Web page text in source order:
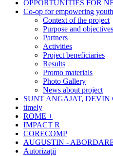
OPPORTUNITIES FOR
Co-op for empowering
Context of the project
Purpose and objectives
Partners
Activities
Project beneficiaries
Results
Promo materials
Photo Gallery
News about project
SUNT ANGAJAT, DEVIN
timely
ROME +
IMPACT R
CORECOMP
AUGUSTIN -
Autorizații